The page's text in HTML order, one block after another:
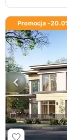
Promocja -20.0